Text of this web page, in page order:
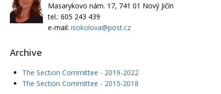
Masarykovo nám. 17, 741 01 Nový Jičín
tel.: 605 243 439
e-mail: isokolova@post.cz
Archive
The Section Committee - 2019-2022
The Section Committee - 2015-2018